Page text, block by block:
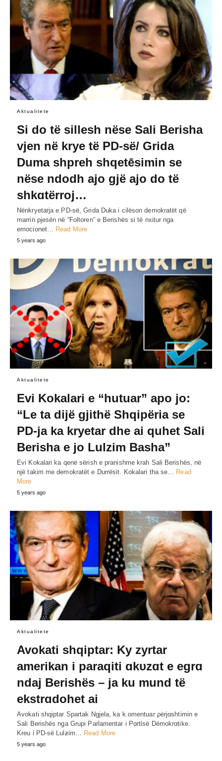
Aktualitete
Si do të sillesh nëse Sali Berisha
vjen në krye të PD-së/ Grida
Duma shpreh shqetēsimin se
nëse ndodh ajo gjë ajo do të
shkɑtërroj…
Nënkryetarja e PD-së, Grida Duka i cilëson demokratët që
marrin pjesën në “Foltoren” e Berishës si të nxitur nga
emocionet… Read More
5 years ago
Aktualitete
Evi Kokalari e “hutuar” apo jo:
“Le ta dijë gjithë Shqipëria se
PD-ja ka kryetar dhe ai quhet Sali
Berisha e jo Lulzim Basha”
Evi Kokalari ka qenë sërish e pranishme krah Sali Berishës, në
një takim me demokratët e Durrësit. Kokalari tha se…
Read
More
5 years ago
Aktualitete
Avokati shqiptar: Ky zyrtar
amerikan i paraqiti ɑkυzɑt e egrɑ
ndaj Berishës – ja ku mund të
ekstrɑdohet ai
Avokati shqiptar Spartak Ngjela, ka k.omentuar ρėrjɑshtimin e
Sali Berishës nga Grupi Parlamentar i Pɑrtίsë Démokrɑtike.
Kreu i PD-së Lulƶίm… Read More
5 years ago